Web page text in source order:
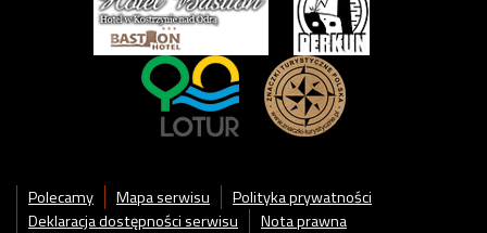
Polecamy Mapa serwisu
Polityka prywatności
Deklaracja dostępności serwisu
Nota prawna